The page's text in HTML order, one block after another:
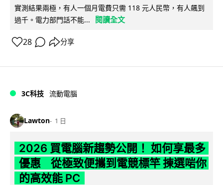
實測結果兩極，有人一個月電費只需 118 元人民幣，有人飆到
過千。電力部門話不能...
閱讀全文
28 分享
3C科技 流動電腦
Lawton 1 日
2026 買電腦新趨勢公開！ 如何享最多
優惠 從極致便攜到電競標竿 揀選啱你
的高效能 PC